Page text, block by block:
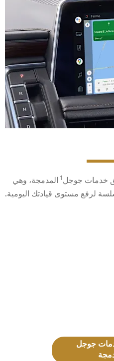
خدمات جوجل1 المدمجة، وهي
لرفع مستوى قيادتك اليومية.
جوجل